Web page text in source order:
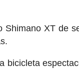
Shimano XT de
bicicleta